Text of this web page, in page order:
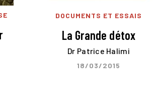
DOCUMENTS ET ESSAIS
La Grande détox
Dr Patrice Halimi
18/03/2015